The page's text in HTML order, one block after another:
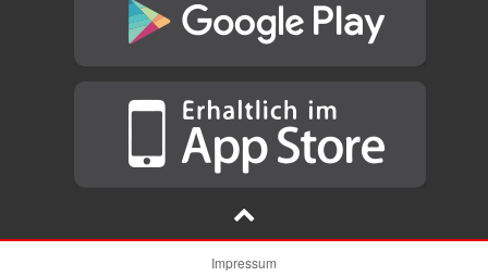
Impressum